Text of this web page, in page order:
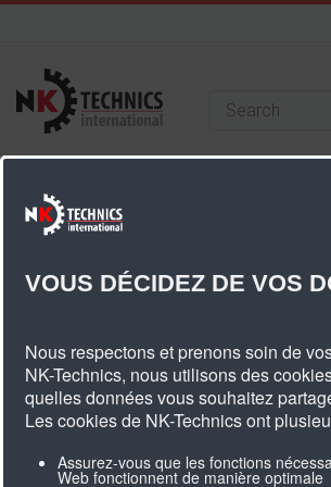
+31 (0) 314 393751
HTD 5M poulies
Poulies HTD5M courroie
Poulies HTD5M Courroie
Largeur 9mm
de
de l'article
VOUS DÉCIDEZ DE VOS
Nous respectons et prenons soin de
NK-Technics, nous utilisons des
quelles données vous souhaitez
Les cookies de NK-Technics ont
Assurez-vous que les fonctions
Web fonctionnent de manière optimale